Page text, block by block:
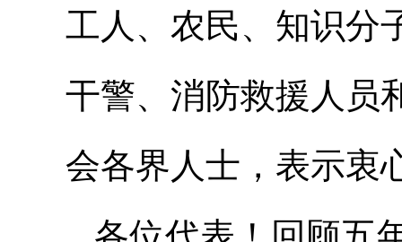
工人、农民、知识分
干警、消防救援人员
会各界人士，表示衷